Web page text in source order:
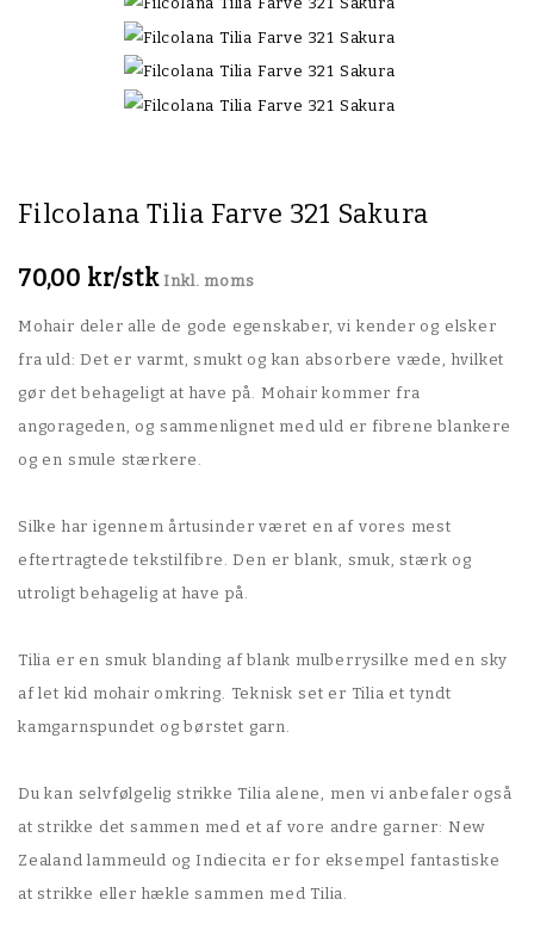
Filcolana Tilia Farve 321 Sakura
70,00 kr/stk Inkl. moms
Mohair deler alle de gode egenskaber, vi kender og elsker
fra uld: Det er varmt, smukt og kan absorbere væde, hvilket
gør det behageligt at have på. Mohair kommer fra
angorageden, og sammenlignet med uld er fibrene blankere
og en smule stærkere.
Silke har igennem årtusinder været en af vores mest
eftertragtede tekstilfibre. Den er blank, smuk, stærk og
utroligt behagelig at have på.
Tilia er en smuk blanding af blank mulberrysilke med en sky
af let kid mohair omkring. Teknisk set er Tilia et tyndt
kamgarnspundet og børstet garn.
Du kan selvfølgelig strikke Tilia alene, men vi anbefaler også
at strikke det sammen med et af vore andre garner: New
Zealand lammeuld og Indiecita er for eksempel fantastiske
at strikke eller hækle sammen med Tilia.